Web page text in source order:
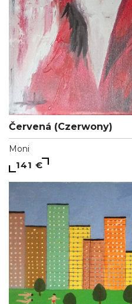
Červená (Czerwony)
Moni
141 €